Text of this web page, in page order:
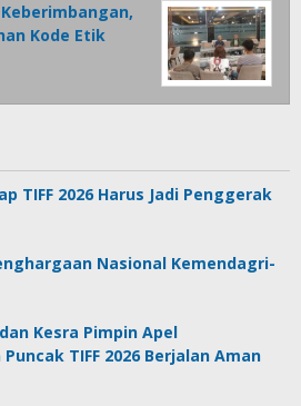
Kode Etik
TIFF 2026 Harus Jadi Penggerak
Nasional Kemendagri-
Kesra Pimpin Apel
TIFF 2026 Berjalan Aman